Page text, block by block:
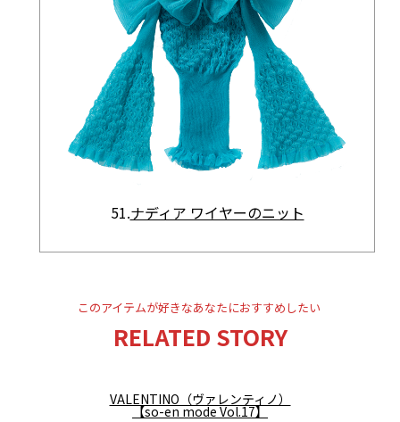
51.ナディア ワイヤーのニット
このアイテムが好きなあなたにおすすめしたい
RELATED STORY
VALENTINO（ヴァレンティノ）
【so-en mode Vol.17】